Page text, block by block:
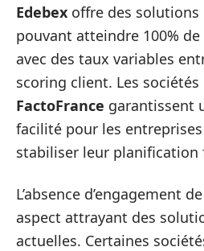
Edebex offre des
pouvant atteindre 100%
avec des taux variables
scoring client. Les
FactoFrance garantissent
facilité pour les
stabiliser leur planification
L’absence d’engagement
aspect attrayant des
actuelles. Certaines